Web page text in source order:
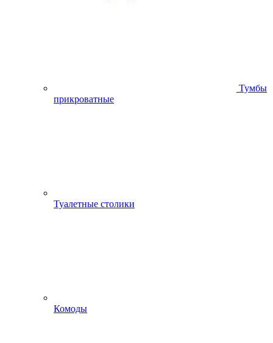
Тумбы
прикроватные
Туалетные столики
Комоды